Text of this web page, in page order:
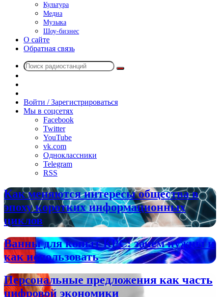
Культура
Медиа
Музыка
Шоу-бизнес
О сайте
Обратная связь
Поиск
радио
Войти / Зарегистрироваться
Мы в соцсетях
Facebook
Twitter
YouTube
vk.com
Одноклассники
Telegram
RSS
Как меняются интересы общества в
эпоху коротких информационных
циклов
Ванны для копыт КРС: зачем нужны и
как использовать
Персональные предложения как часть
цифровой экономики